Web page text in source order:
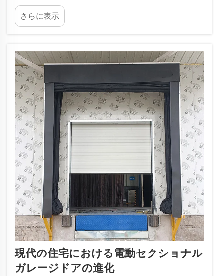
バイフォールド式ガレージドアは、複数のヒンジ
付きパネルからなり、トラックシステムに沿って
内側または外側に折りたたんで開閉します。これ
さらに表示
現代の住宅における電動セクショナル
ガレージドアの進化